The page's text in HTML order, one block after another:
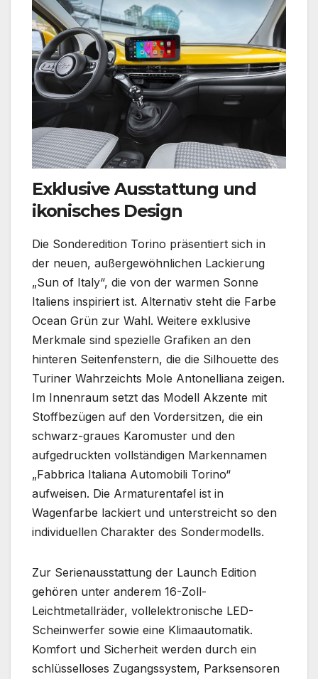
Exklusive Ausstattung und
ikonisches Design
Die Sonderedition Torino präsentiert sich in
der neuen, außergewöhnlichen Lackierung
„Sun of Italy“, die von der warmen Sonne
Italiens inspiriert ist. Alternativ steht die Farbe
Ocean Grün zur Wahl. Weitere exklusive
Merkmale sind spezielle Grafiken an den
hinteren Seitenfenstern, die die Silhouette des
Turiner Wahrzeichts Mole Antonelliana zeigen.
Im Innenraum setzt das Modell Akzente mit
Stoffbezügen auf den Vordersitzen, die ein
schwarz-graues Karomuster und den
aufgedruckten vollständigen Markennamen
„Fabbrica Italiana Automobili Torino“
aufweisen. Die Armaturentafel ist in
Wagenfarbe lackiert und unterstreicht so den
individuellen Charakter des Sondermodells.
Zur Serienausstattung der Launch Edition
gehören unter anderem 16-Zoll-
Leichtmetallräder, vollelektronische LED-
Scheinwerfer sowie eine Klimaautomatik.
Komfort und Sicherheit werden durch ein
schlüsselloses Zugangssystem, Parksensoren